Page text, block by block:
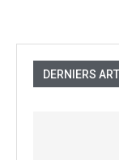
DERNIERS